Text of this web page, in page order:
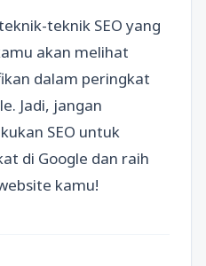
teknik SEO yang
akan melihat
dalam peringkat
Jadi, jangan
SEO untuk
di Google dan raih
kamu!